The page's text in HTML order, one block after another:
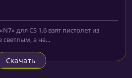
для CS 1.6 взят пистолет из
светлым, а на...
Скачать